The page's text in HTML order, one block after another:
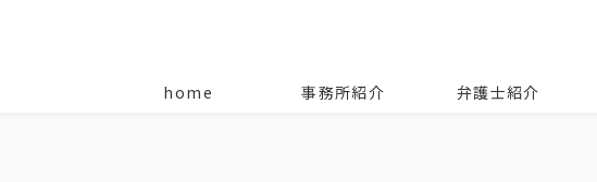
home 事務所紹介 弁護士紹介